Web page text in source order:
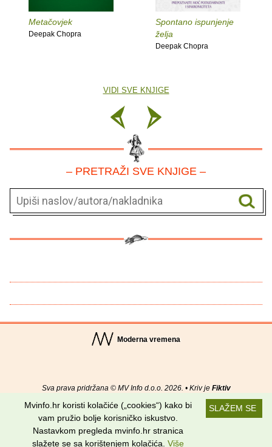
Metačovjek
Deepak Chopra
Spontano ispunjenje
želja
Deepak Chopra
VIDI SVE KNJIGE
– PRETRAŽI SVE KNJIGE –
Moderna vremena
Sva prava pridržana © MV Info d.o.o. 2026. • Kriv je Fiktiv
O nama• Pomoć•Uvjeti korištenja•RSS kanali
Potraži nas na:
SLAŽEM SE
Mvinfo.hr koristi kolačiće („cookies“) kako bi
vam pružio bolje korisničko iskustvo.
Nastavkom pregleda mvinfo.hr stranica
slažete se sa korištenjem kolačića. Više